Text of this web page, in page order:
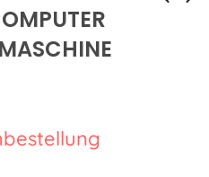
Aerofil No
eXpressive 802